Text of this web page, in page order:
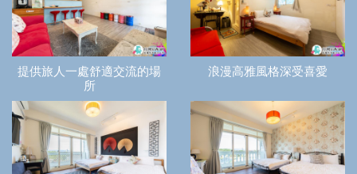
提供旅人一處舒適交流的場
所
浪漫高雅風格深受喜愛